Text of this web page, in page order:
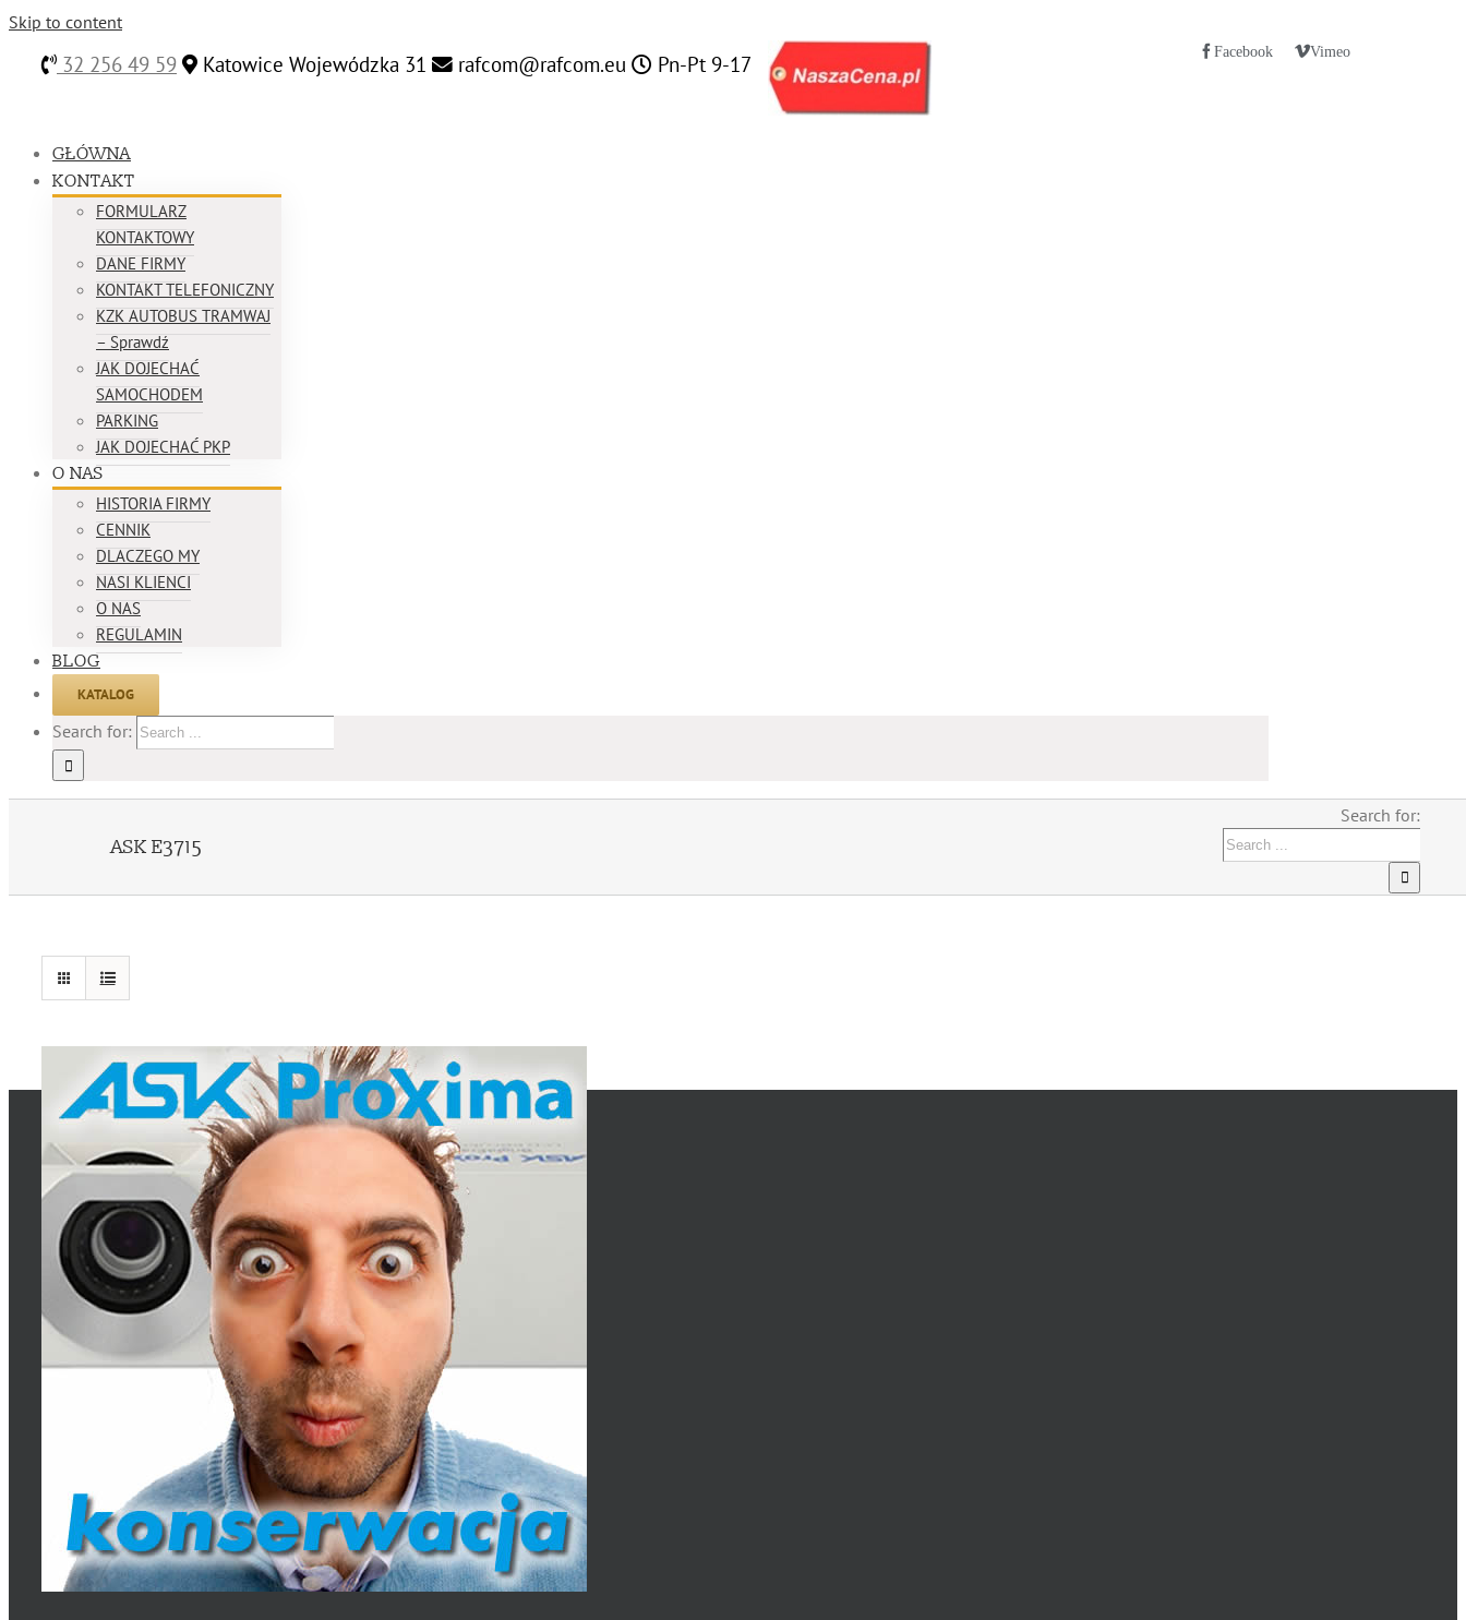
Skip to content
32 256 49 59 Katowice Wojewódzka 31 rafcom@rafcom.eu Pn-Pt 9-17 Facebook Vimeo
GŁÓWNA
KONTAKT
FORMULARZ
KONTAKTOWY
DANE FIRMY
KONTAKT TELEFONICZNY
KZK AUTOBUS TRAMWAJ
– Sprawdź
JAK DOJECHAĆ
SAMOCHODEM
PARKING
JAK DOJECHAĆ PKP
O NAS
HISTORIA FIRMY
CENNIK
DLACZEGO MY
NASI KLIENCI
O NAS
REGULAMIN
BLOG
KATALOG
Search for:
ASK E3715
Search for: